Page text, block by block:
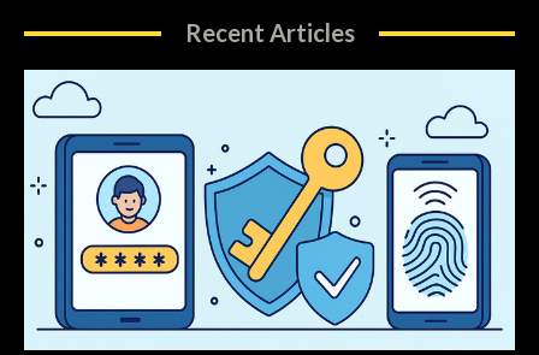
Recent Articles